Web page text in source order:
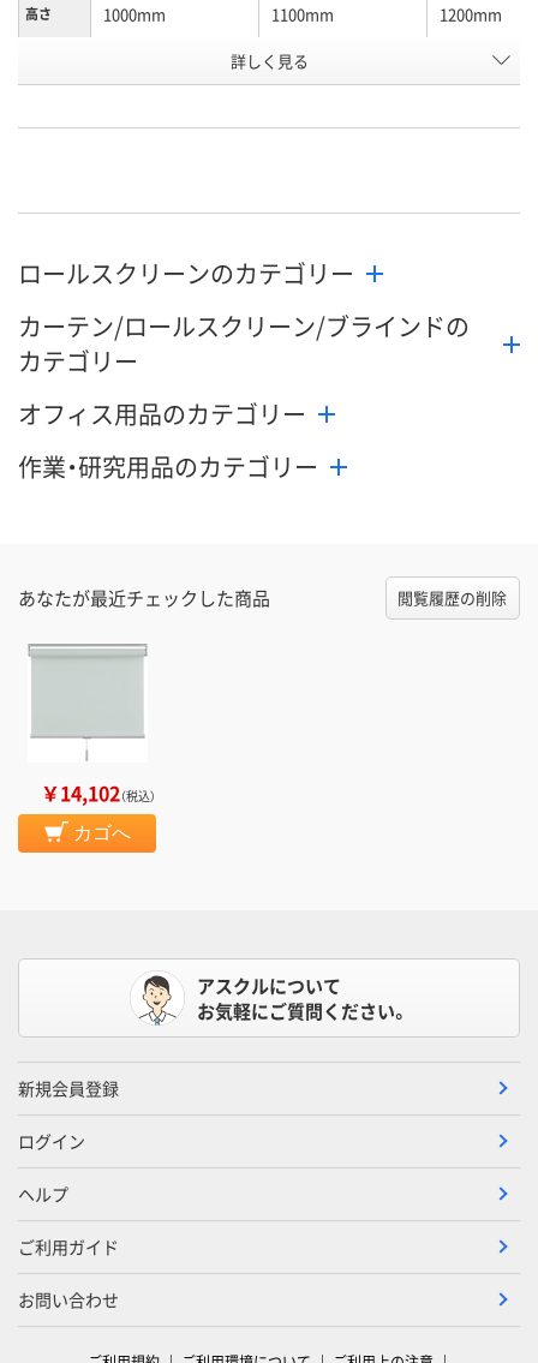
高さ 1000mm 1100mm 1200mm
P909558 P909007
カゴへ カゴへ
詳しく見る
ロールスクリーンのカテゴリー
カーテン/ロールスクリーン/ブラインドの
カテゴリー
オフィス用品のカテゴリー
作業・研究用品のカテゴリー
あなたが最近チェックした商品 閲覧履歴の削除
￥14,102（税込）
カゴへ
アスクルについて
お気軽にご質問ください。
新規会員登録
ログイン
ヘルプ
ご利用ガイド
お問い合わせ